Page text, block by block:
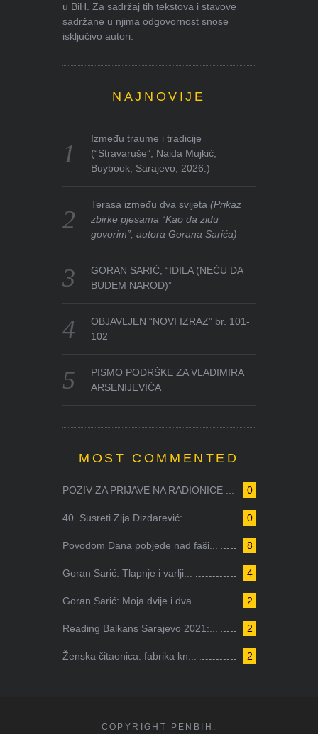
u BiH. Za sadržaj tih tekstova i stavove
sadržane u njima odgovornost snose
isključivo autori.
NAJNOVIJE
Između traume i tradicije
(“Stravaruše”, Naida Mujkić,
Buybook, Sarajevo, 2026.)
Terasa između dva svijeta(Prikaz
zbirke pjesama “Kao da zidu
govorim”, autora Gorana Sarića)
GORAN SARIĆ, “IDILA (NEĆU DA
BUDEM NAROD)”
OBJAVLJEN “NOVI IZRAZ” br. 101-
102
PISMO PODRŠKE ZA VLADIMIRA
ARSENIJEVIĆA
MOST COMMENTED
0
POZIV ZA PRIJAVE NA RADIONICE ...
0
40. Susreti Zija Dizdarević: ...
8
Povodom Dana pobjede nad faši...
4
Goran Sarić: Tlapnje i varlji...
2
Goran Sarić: Moja dvije i dva...
2
Reading Balkans Sarajevo 2021:...
2
Ženska čitaonica: fabrika kn...
COPYRIGHT PENBIH.